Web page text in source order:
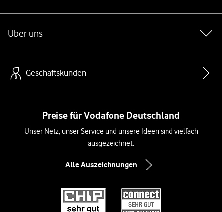
Über uns
Geschäftskunden
Preise für Vodafone Deutschland
Unser Netz, unser Service und unsere Ideen sind vielfach
ausgezeichnet.
Alle Auszeichnungen